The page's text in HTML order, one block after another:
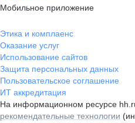
Мобильное приложение
Этика и комплаенс
Оказание услуг
Использование сайтов
Защита персональных данных
Пользовательское соглашение
ИТ аккредитация
На информационном ресурсе
рекомендательные технологии